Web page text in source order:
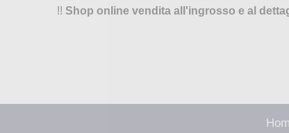
!! Shop online vendita all'ingrosso e al